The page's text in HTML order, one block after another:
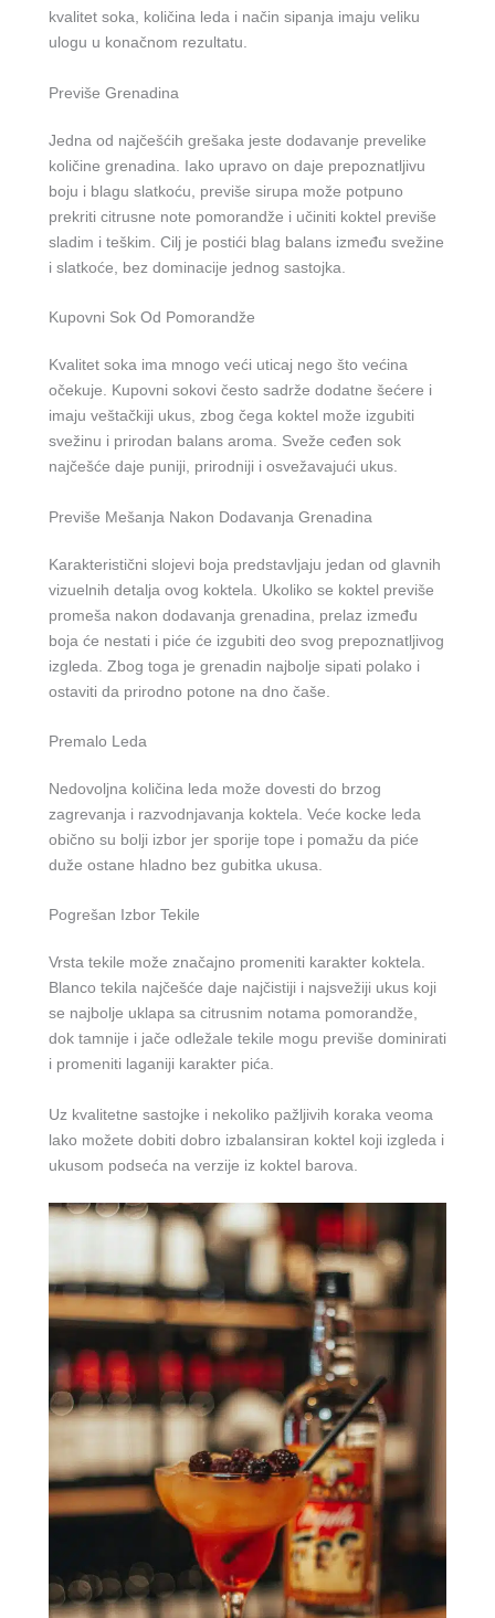
kvalitet soka, količina leda i način sipanja imaju veliku
ulogu u konačnom rezultatu.
Previše Grenadina
Jedna od najčešćih grešaka jeste dodavanje prevelike
količine grenadina. Iako upravo on daje prepoznatljivu
boju i blagu slatkoću, previše sirupa može potpuno
prekriti citrusne note pomorandže i učiniti koktel previše
sladim i teškim. Cilj je postići blag balans između svežine
i slatkoće, bez dominacije jednog sastojka.
Kupovni Sok Od Pomorandže
Kvalitet soka ima mnogo veći uticaj nego što većina
očekuje. Kupovni sokovi često sadrže dodatne šećere i
imaju veštačkiji ukus, zbog čega koktel može izgubiti
svežinu i prirodan balans aroma. Sveže ceđen sok
najčešće daje puniji, prirodniji i osvežavajući ukus.
Previše Mešanja Nakon Dodavanja Grenadina
Karakteristični slojevi boja predstavljaju jedan od glavnih
vizuelnih detalja ovog koktela. Ukoliko se koktel previše
promeša nakon dodavanja grenadina, prelaz između
boja će nestati i piće će izgubiti deo svog prepoznatljivog
izgleda. Zbog toga je grenadin najbolje sipati polako i
ostaviti da prirodno potone na dno čaše.
Premalo Leda
Nedovoljna količina leda može dovesti do brzog
zagrevanja i razvodnjavanja koktela. Veće kocke leda
obično su bolji izbor jer sporije tope i pomažu da piće
duže ostane hladno bez gubitka ukusa.
Pogrešan Izbor Tekile
Vrsta tekile može značajno promeniti karakter koktela.
Blanco tekila najčešće daje najčistiji i najsvežiji ukus koji
se najbolje uklapa sa citrusnim notama pomorandže,
dok tamnije i jače odležale tekile mogu previše dominirati
i promeniti laganiji karakter pića.
Uz kvalitetne sastojke i nekoliko pažljivih koraka veoma
lako možete dobiti dobro izbalansiran koktel koji izgleda i
ukusom podseća na verzije iz koktel barova.